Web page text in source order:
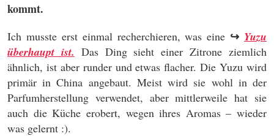
kommt.
Ich musste erst einmal recherchieren, was eine ↪ Yuzu
überhaupt ist. Das Ding sieht einer Zitrone ziemlich
ähnlich, ist aber runder und etwas flacher. Die Yuzu wird
primär in China angebaut. Meist wird sie wohl in der
Parfumherstellung verwendet, aber mittlerweile hat sie
auch die Küche erobert, wegen ihres Aromas – wieder
was gelernt :).